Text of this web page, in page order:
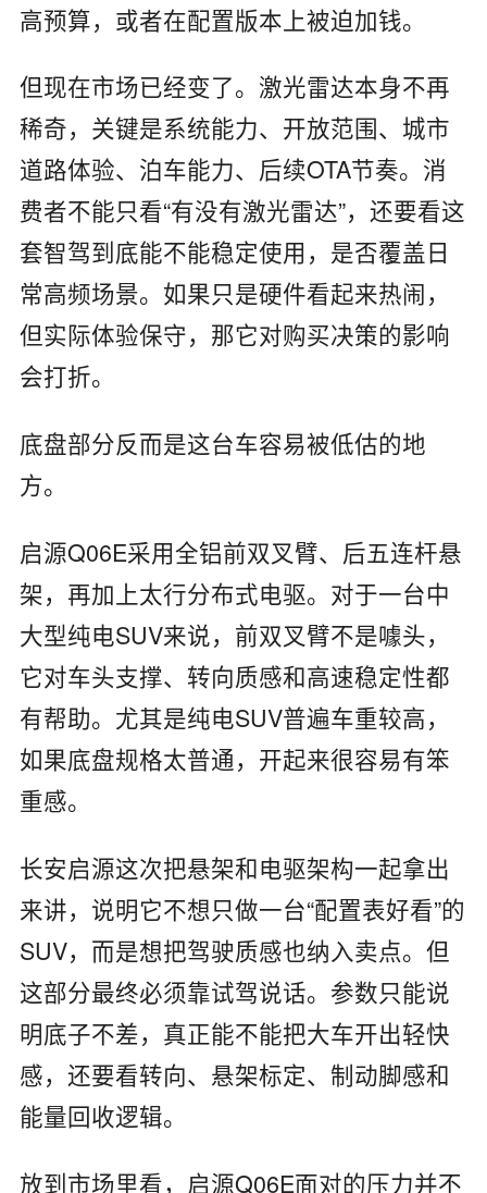
高预算，或者在配置版本上被迫加钱。
但现在市场已经变了。激光雷达本身不再
稀奇，关键是系统能力、开放范围、城市
道路体验、泊车能力、后续OTA节奏。消
费者不能只看“有没有激光雷达”，还要看这
套智驾到底能不能稳定使用，是否覆盖日
常高频场景。如果只是硬件看起来热闹，
但实际体验保守，那它对购买决策的影响
会打折。
底盘部分反而是这台车容易被低估的地
方。
启源Q06E采用全铝前双叉臂、后五连杆悬
架，再加上太行分布式电驱。对于一台中
大型纯电SUV来说，前双叉臂不是噱头，
它对车头支撑、转向质感和高速稳定性都
有帮助。尤其是纯电SUV普遍车重较高，
如果底盘规格太普通，开起来很容易有笨
重感。
长安启源这次把悬架和电驱架构一起拿出
来讲，说明它不想只做一台“配置表好看”的
SUV，而是想把驾驶质感也纳入卖点。但
这部分最终必须靠试驾说话。参数只能说
明底子不差，真正能不能把大车开出轻快
感，还要看转向、悬架标定、制动脚感和
能量回收逻辑。
放到市场里看，启源Q06E面对的压力并不